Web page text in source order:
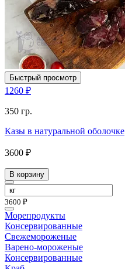
Быстрый просмотр
1260 ₽
350 гр.
Казы в натуральной оболочке
3600 ₽
В корзину
3600 ₽
Морепродукты
Консервированные
Свежемороженые
Варено-мороженые
Консервированные